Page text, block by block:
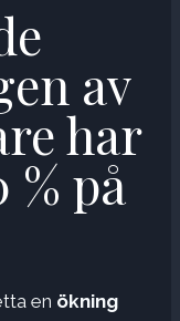
av
har
% på
en ökning